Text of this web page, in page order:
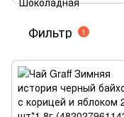
Фильтр 1